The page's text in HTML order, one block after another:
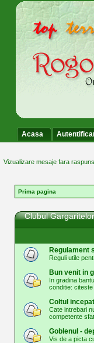
Acasa
Vizualizare mesaje fara raspuns
Prima pagina
Clubul Gargaritelor
Regulament
Reguli utile
Bun venit in
In gradina
conditie: citeste
Coltul
Cate intrebari
competente
Goblenul -
Vis de a picta